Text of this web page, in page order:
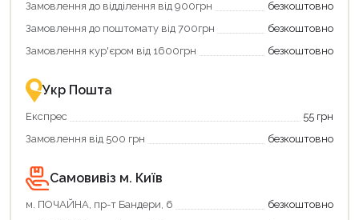
переваги!
картою
єКнига
–
зручно
та
вигідно!
Замовлення до відділення від 900грн
безкоштовно
Замовлення до поштомату від 700грн
безкоштовно
Замовлення кур'єром від 1600грн
безкоштовно
Укр Пошта
Експрес
55 грн
Замовлення від 500 грн
безкоштовно
Самовивіз м. Київ
м. ПОЧАЙНА, пр-т Бандери, 6
безкоштовно